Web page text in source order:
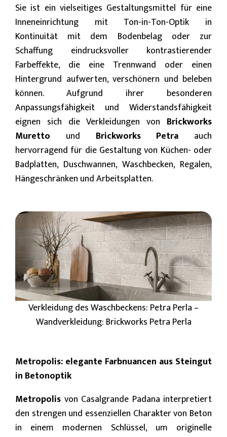
Sie ist ein vielseitiges Gestaltungsmittel für eine
Inneneinrichtung mit Ton-in-Ton-Optik in
Kontinuität mit dem Bodenbelag oder zur
Schaffung eindrucksvoller kontrastierender
Farbeffekte, die eine Trennwand oder einen
Hintergrund aufwerten, verschönern und beleben
können. Aufgrund ihrer besonderen
Anpassungsfähigkeit und Widerstandsfähigkeit
eignen sich die Verkleidungen von Brickworks
Muretto und Brickworks Petra auch
hervorragend für die Gestaltung von Küchen- oder
Badplatten, Duschwannen, Waschbecken, Regalen,
Hängeschränken und Arbeitsplatten.
Verkleidung des Waschbeckens: Petra Perla –
Wandverkleidung: Brickworks Petra Perla
Metropolis: elegante Farbnuancen aus Steingut
in Betonoptik
Metropolis von Casalgrande Padana interpretiert
den strengen und essenziellen Charakter von Beton
in einem modernen Schlüssel, um originelle